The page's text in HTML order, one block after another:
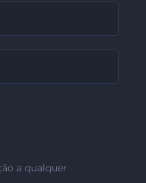
a qualquer